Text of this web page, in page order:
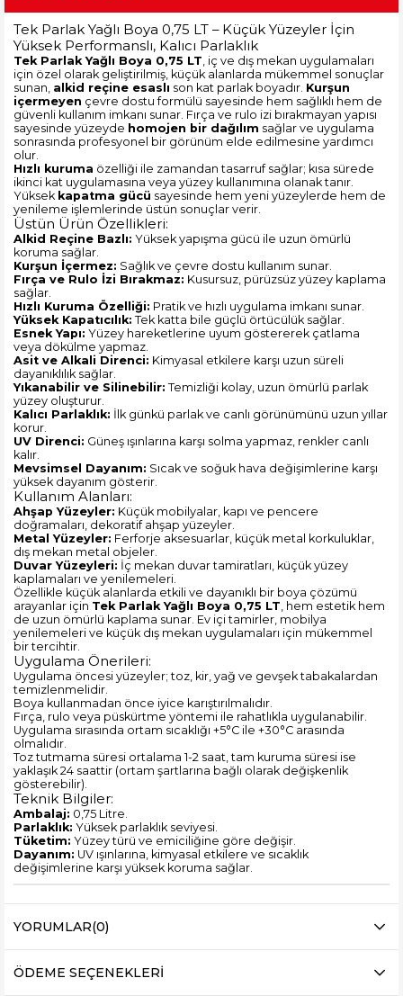
Tek Parlak Yağlı Boya 0,75 LT – Küçük Yüzeyler İçin
Yüksek Performanslı, Kalıcı Parlaklık
Tek Parlak Yağlı Boya 0,75 LT, iç ve dış mekan uygulamaları
için özel olarak geliştirilmiş, küçük alanlarda mükemmel sonuçlar
sunan, alkid reçine esaslı son kat parlak boyadır. Kurşun
içermeyen çevre dostu formülü sayesinde hem sağlıklı hem de
güvenli kullanım imkanı sunar. Fırça ve rulo izi bırakmayan yapısı
sayesinde yüzeyde homojen bir dağılım sağlar ve uygulama
sonrasında profesyonel bir görünüm elde edilmesine yardımcı
olur.
Hızlı kuruma özelliği ile zamandan tasarruf sağlar; kısa sürede
ikinci kat uygulamasına veya yüzey kullanımına olanak tanır.
Yüksek kapatma gücü sayesinde hem yeni yüzeylerde hem de
yenileme işlemlerinde üstün sonuçlar verir.
Üstün Ürün Özellikleri:
Alkid Reçine Bazlı: Yüksek yapışma gücü ile uzun ömürlü
koruma sağlar.
Kurşun İçermez: Sağlık ve çevre dostu kullanım sunar.
Fırça ve Rulo İzi Bırakmaz: Kusursuz, pürüzsüz yüzey kaplama
sağlar.
Hızlı Kuruma Özelliği: Pratik ve hızlı uygulama imkanı sunar.
Yüksek Kapatıcılık: Tek katta bile güçlü örtücülük sağlar.
Esnek Yapı: Yüzey hareketlerine uyum göstererek çatlama
veya dökülme yapmaz.
Asit ve Alkali Direnci: Kimyasal etkilere karşı uzun süreli
dayanıklılık sağlar.
Yıkanabilir ve Silinebilir: Temizliği kolay, uzun ömürlü parlak
yüzey oluşturur.
Kalıcı Parlaklık: İlk günkü parlak ve canlı görünümünü uzun yıllar
korur.
UV Direnci: Güneş ışınlarına karşı solma yapmaz, renkler canlı
kalır.
Mevsimsel Dayanım: Sıcak ve soğuk hava değişimlerine karşı
yüksek dayanım gösterir.
Kullanım Alanları:
Ahşap Yüzeyler: Küçük mobilyalar, kapı ve pencere
doğramaları, dekoratif ahşap yüzeyler.
Metal Yüzeyler: Ferforje aksesuarlar, küçük metal korkuluklar,
dış mekan metal objeler.
Duvar Yüzeyleri: İç mekan duvar tamiratları, küçük yüzey
kaplamaları ve yenilemeleri.
Özellikle küçük alanlarda etkili ve dayanıklı bir boya çözümü
arayanlar için Tek Parlak Yağlı Boya 0,75 LT, hem estetik hem
de uzun ömürlü kaplama sunar. Ev içi tamirler, mobilya
yenilemeleri ve küçük dış mekan uygulamaları için mükemmel
bir tercihtir.
Uygulama Önerileri:
Uygulama öncesi yüzeyler; toz, kir, yağ ve gevşek tabakalardan
temizlenmelidir.
Boya kullanmadan önce iyice karıştırılmalıdır.
Fırça, rulo veya püskürtme yöntemi ile rahatlıkla uygulanabilir.
Uygulama sırasında ortam sıcaklığı +5°C ile +30°C arasında
olmalıdır.
Toz tutmama süresi ortalama 1-2 saat, tam kuruma süresi ise
yaklaşık 24 saattir (ortam şartlarına bağlı olarak değişkenlik
gösterebilir).
Teknik Bilgiler:
Ambalaj: 0,75 Litre.
Parlaklık: Yüksek parlaklık seviyesi.
Tüketim: Yüzey türü ve emiciliğine göre değişir.
Dayanım: UV ışınlarına, kimyasal etkilere ve sıcaklık
değişimlerine karşı yüksek koruma sağlar.
YORUMLAR(0)
ÖDEME SEÇENEKLERI